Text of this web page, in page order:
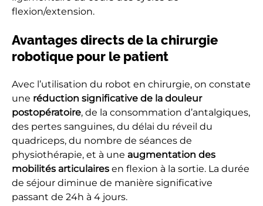
flexion/extension.
Avantages directs de la chirurgie
robotique pour le patient
Avec l’utilisation du robot en chirurgie, on constate
une réduction significative de la douleur
postopératoire, de la consommation d’antalgiques,
des pertes sanguines, du délai du réveil du
quadriceps, du nombre de séances de
physiothérapie, et à une augmentation des
mobilités articulaires en flexion à la sortie. La durée
de séjour diminue de manière significative
passant de 24h à 4 jours.